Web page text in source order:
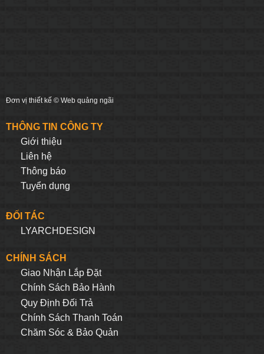
Đơn vị thiết kế © Web quảng ngãi
THÔNG TIN CÔNG TY
Giới thiệu
Liên hệ
Thông báo
Tuyển dụng
ĐỐI TÁC
LYARCHDESIGN
CHÍNH SÁCH
Giao Nhận Lắp Đặt
Chính Sách Bảo Hành
Quy Định Đối Trả
Chính Sách Thanh Toán
Chăm Sóc & Bảo Quản